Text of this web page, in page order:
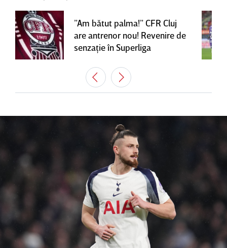
”Am bătut palma!” CFR Cluj
are antrenor nou! Revenire de
senzaţie în Superliga